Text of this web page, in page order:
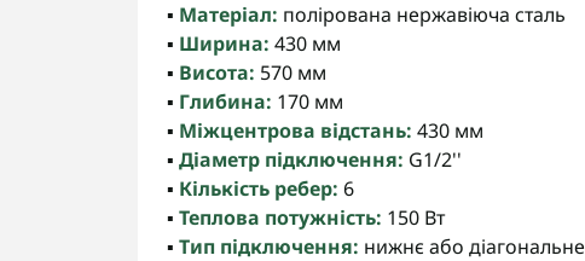
▪️ Матеріал: полірована нержавіюча сталь
▪️ Ширина: 430 мм
▪️ Висота: 570 мм
▪️ Глибина: 170 мм
▪️ Міжцентрова відстань: 430 мм
▪️ Діаметр підключення: G1/2''
▪️ Кількість ребер: 6
▪️ Теплова потужність: 150 Вт
▪️ Тип підключення: нижнє або діагональне